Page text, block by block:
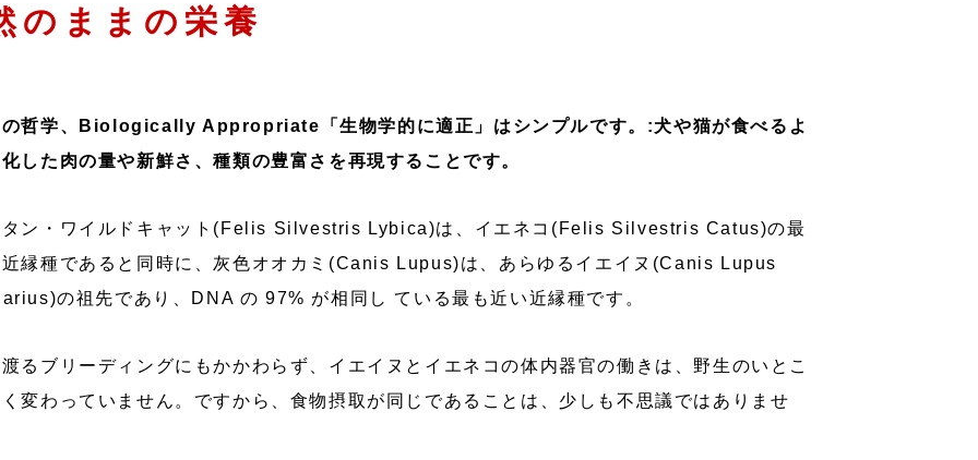
のままの栄養
の哲学、Biologically Appropriate「生物学的に適正」はシンプルです。:犬や猫が食べるよ
した肉の量や新鮮さ、種類の豊富さを再現することです。
タン・ワイルドキャット(Felis Silvestris Lybica)は、イエネコ(Felis Silvestris Catus)の最
縁種であると同時に、灰色オオカミ(Canis Lupus)は、あらゆるイエイヌ(Canis Lupus
の祖先であり、DNA の 97% が相同し ている最も近い近縁種です。
るブリーディングにもかかわらず、イエイヌとイエネコの体内器官の働きは、野生のいとこ
変わっていません。ですから、食物摂取が同じであることは、少しも不思議ではありませ